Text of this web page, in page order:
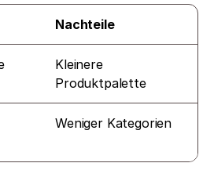
Nachteile
Kleinere
Produktpalette
Weniger Kategorien